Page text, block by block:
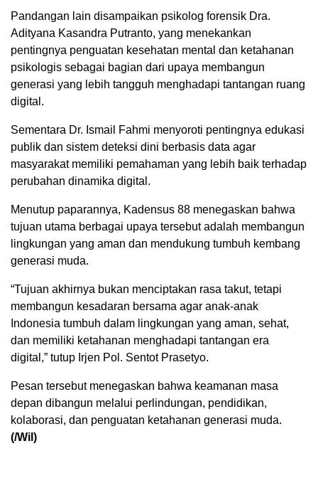
Pandangan lain disampaikan psikolog forensik Dra.
Adityana Kasandra Putranto, yang menekankan
pentingnya penguatan kesehatan mental dan ketahanan
psikologis sebagai bagian dari upaya membangun
generasi yang lebih tangguh menghadapi tantangan ruang
digital.
Sementara Dr. Ismail Fahmi menyoroti pentingnya edukasi
publik dan sistem deteksi dini berbasis data agar
masyarakat memiliki pemahaman yang lebih baik terhadap
perubahan dinamika digital.
Menutup paparannya, Kadensus 88 menegaskan bahwa
tujuan utama berbagai upaya tersebut adalah membangun
lingkungan yang aman dan mendukung tumbuh kembang
generasi muda.
“Tujuan akhirnya bukan menciptakan rasa takut, tetapi
membangun kesadaran bersama agar anak-anak
Indonesia tumbuh dalam lingkungan yang aman, sehat,
dan memiliki ketahanan menghadapi tantangan era
digital,” tutup Irjen Pol. Sentot Prasetyo.
Pesan tersebut menegaskan bahwa keamanan masa
depan dibangun melalui perlindungan, pendidikan,
kolaborasi, dan penguatan ketahanan generasi muda.
(/Wil)